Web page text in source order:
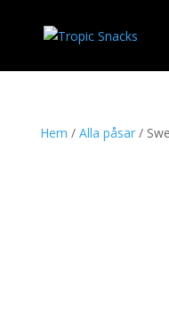
Hem / Alla påsar/